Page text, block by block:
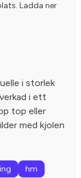
Ladda ner
i storlek
i ett
top eller
med kjolen
hm